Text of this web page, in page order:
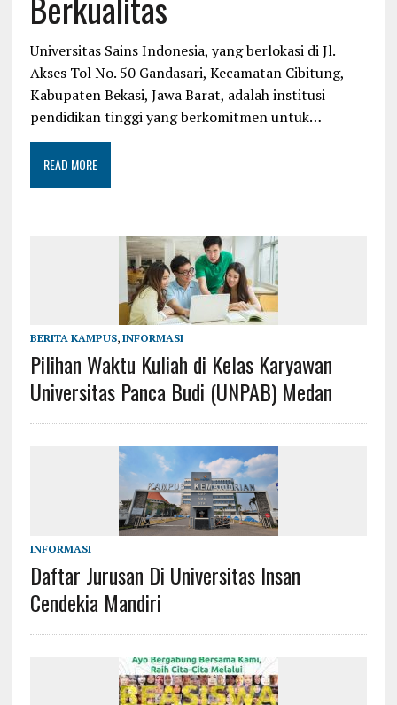
Universitas Sains Indonesia, yang berlokasi di Jl.
Akses Tol No. 50 Gandasari, Kecamatan Cibitung,
Kabupaten Bekasi, Jawa Barat, adalah institusi
pendidikan tinggi yang berkomitmen untuk…
READ MORE
BERITA KAMPUS, INFORMASI
Pilihan Waktu Kuliah di Kelas Karyawan
Universitas Panca Budi (UNPAB) Medan
INFORMASI
Daftar Jurusan Di Universitas Insan
Cendekia Mandiri